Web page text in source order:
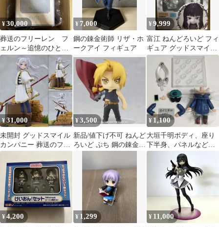
¥30,000
葬送のフリーレン フ
ェルン～追憶のひとと
き～ フィギュア新品
¥ 7,000
鋼の錬金術師 リザ・ホ
ークアイ フィギュア
¥9,999
富江 ねんどろいど フィ
ギュア グッドスマイル
カンパニー 伊藤潤二
¥31,000
未開封 グッドスマイル
カンパニー 葬送のフリ
ーレン フリーレン 〜黄
昏色の魔法〜
¥3,500
新品/値下げ不可 ねんど
ろいど ぷち 鋼の錬金術
¥ 1,100
大垣千明ボディ、座り
下半身、パネルなど
ねんどろいど 体パー
ツ ゆるキャン△
¥4,200 ¥ 1,299 ¥ 11,000